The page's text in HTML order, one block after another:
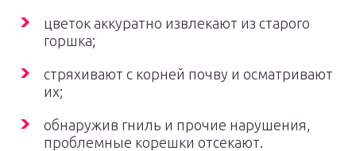
цветок аккуратно извлекают из старого
горшка;
стряхивают с корней почву и осматривают
их;
обнаружив гниль и прочие нарушения,
проблемные корешки отсекают.